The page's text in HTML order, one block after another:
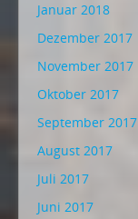
Januar 2018
Dezember 2017
November 2017
Oktober 2017
September 2017
August 2017
Juli 2017
Juni 2017